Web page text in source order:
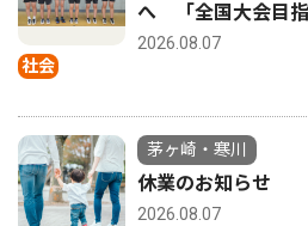
社会
へ 「全国大会目指
2026.08.07
茅ヶ崎・寒川
休業のお知らせ
2026.08.07